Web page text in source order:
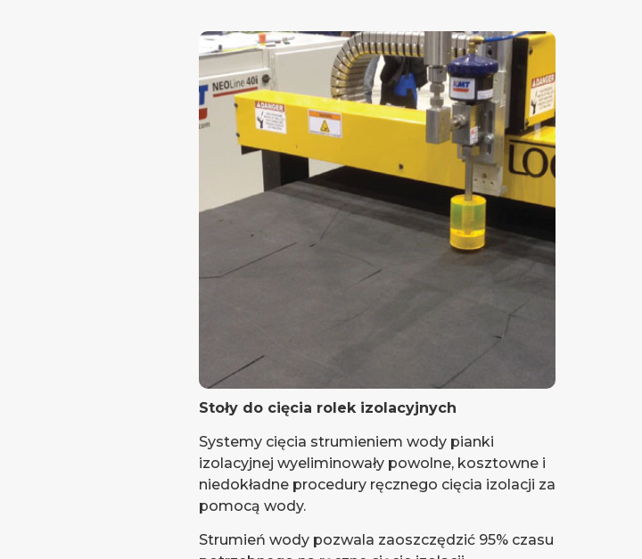
Stoły do cięcia rolek izolacyjnych
Systemy cięcia strumieniem wody pianki
izolacyjnej wyeliminowały powolne, kosztowne i
niedokładne procedury ręcznego cięcia izolacji za
pomocą wody.
Strumień wody pozwala zaoszczędzić 95% czasu